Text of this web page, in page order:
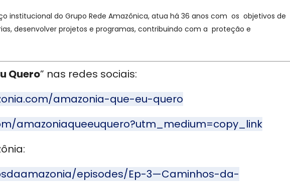
institucional do Grupo Rede Amazônica, atua há 36 anos com os objetivos de
desenvolver projetos e programas, contribuindo com a proteção e
Quero” nas redes sociais:
amazonia-que-eu-quero
amazoniaqueeuquero?utm_medium=copy_link
episodes/Ep-3—Caminhos-da-